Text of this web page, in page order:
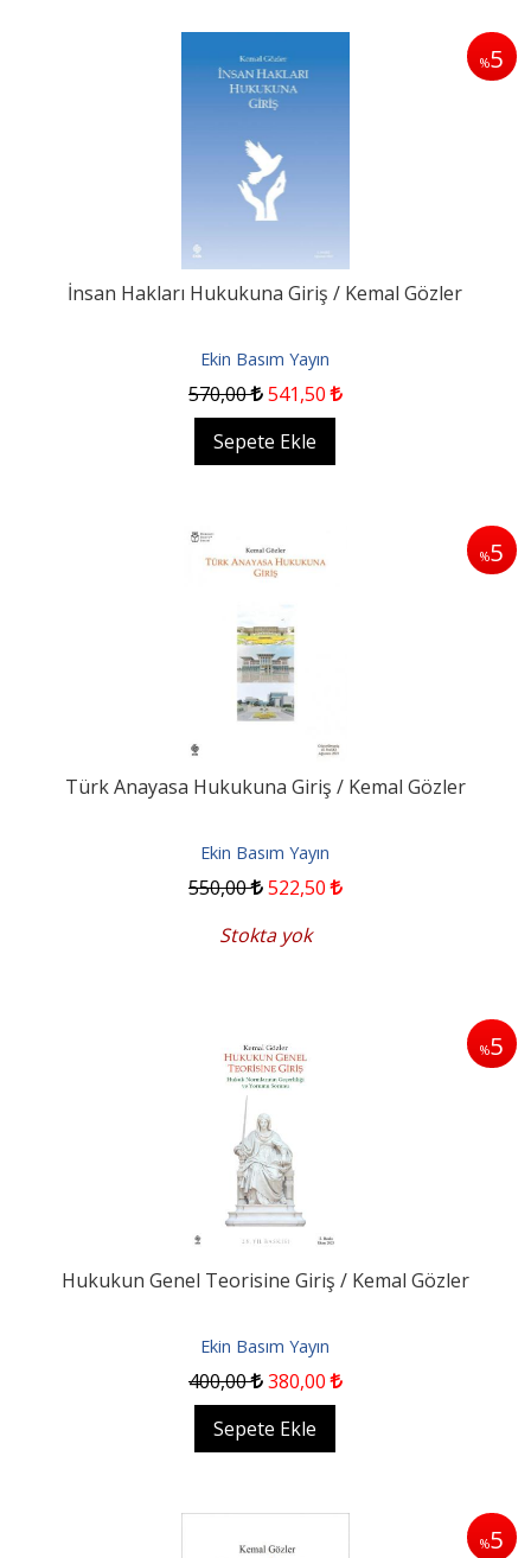
%5
İnsan Hakları Hukukuna Giriş / Kemal Gözler
Ekin Basım Yayın
570,00 541,50
Sepete Ekle
%5
Türk Anayasa Hukukuna Giriş / Kemal Gözler
Ekin Basım Yayın
550,00 522,50
Stokta yok
%5
Hukukun Genel Teorisine Giriş / Kemal Gözler
Ekin Basım Yayın
400,00 380,00
Sepete Ekle
%5